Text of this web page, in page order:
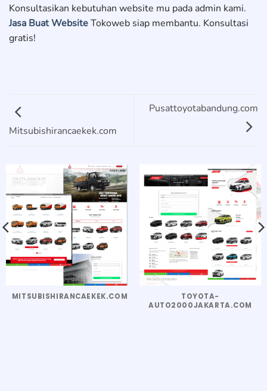
Konsultasikan kebutuhan website mu pada admin kami.
Jasa Buat WebsiteTokoweb siap membantu. Konsultasi
gratis!
Mitsubishirancaekek.com
Pusattoyotabandung.com
MITSUBISHIRANCAEKEK.COM
TOYOTA-
AUTO2000JAKARTA.COM